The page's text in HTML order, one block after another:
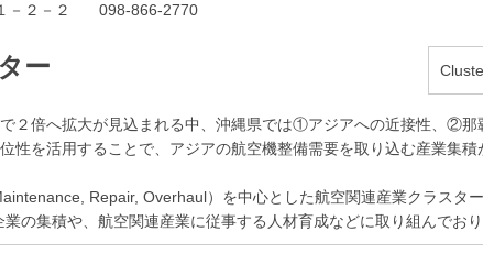
－２－２
098-866-2770
ー
２倍へ拡大が見込まれる中、沖縄県では①アジアへの近接性、②
性を活用することで、アジアの航空機整備需要を取り込む産業集
Repair, Overhaul）を中心とした航空関連産業クラスタ
の集積や、航空関連産業に従事する人材育成などに取り組んでおり